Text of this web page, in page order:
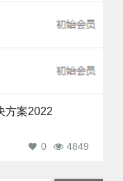
方案2022
4849
0